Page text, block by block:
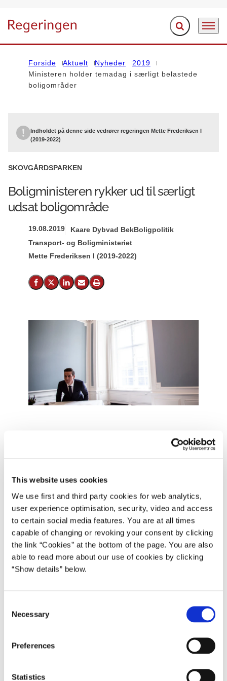
This website uses cookies
We use first and third party cookies for web analytics,
user experience optimisation, security, video and access
to certain social media features. You are at all times
capable of changing or revoking your consent by clicking
the link “Cookies” at the bottom of the page. You are also
able to read more about our use of cookies by clicking
“Show details” below.
Necessary
Preferences
Statistics
Gå til forsiden Fold søgefelt ud
Menu
Forside Aktuelt Nyheder
2019
Ministeren holder temadag i særligt belastede
boligområder
Indholdet på denne side vedrører regeringen Mette Frederiksen I
(2019-2022)
SKOVGÅRDSPARKEN
Boligministeren rykker ud til særligt
udsat boligområde
19.08.2019 Kaare Dybvad BekBoligpolitik
Transport- og Boligministeriet
Mette Frederiksen I (2019-2022)
Del på Facebook
Del på X (Twitter)
Del på LinkedIn
Send email
Print
Tasken er pakket med sager og en god portion
belastede boligområder, der i 2020 risikerer at blive
kategoriseret som dét, der i lovgivningen betegnes som en
hård ghetto.
Derfor ønsker ministeren ved selvsyn at være en dag i
området for at sætte fokus på behovet for forebyggelse og
for at høre mere om de initiativer, der bliver gjort lokalt for
ikke at komme på listen i 2020.
udsatte boligområder, som Skovgårdsparken er et
eksempel på. De udsatte boligområder skal have bedre
betingelser for at blive omdannet til velfungerende bydele
til gavn for ikke blot området selv, men for hele landet.
boligforeningerne og beboerne i Skovgårdsparken for ved